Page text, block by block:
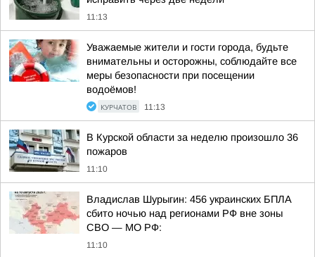
11:13
Уважаемые жители и гости города, будьте
внимательны и осторожны, соблюдайте все
меры безопасности при посещении
водоёмов!
КУРЧАТОВ 11:13
В Курской области за неделю произошло 36
пожаров
11:10
Владислав Шурыгин: 456 украинских БПЛА
сбито ночью над регионами РФ вне зоны
СВО — МО РФ:
11:10